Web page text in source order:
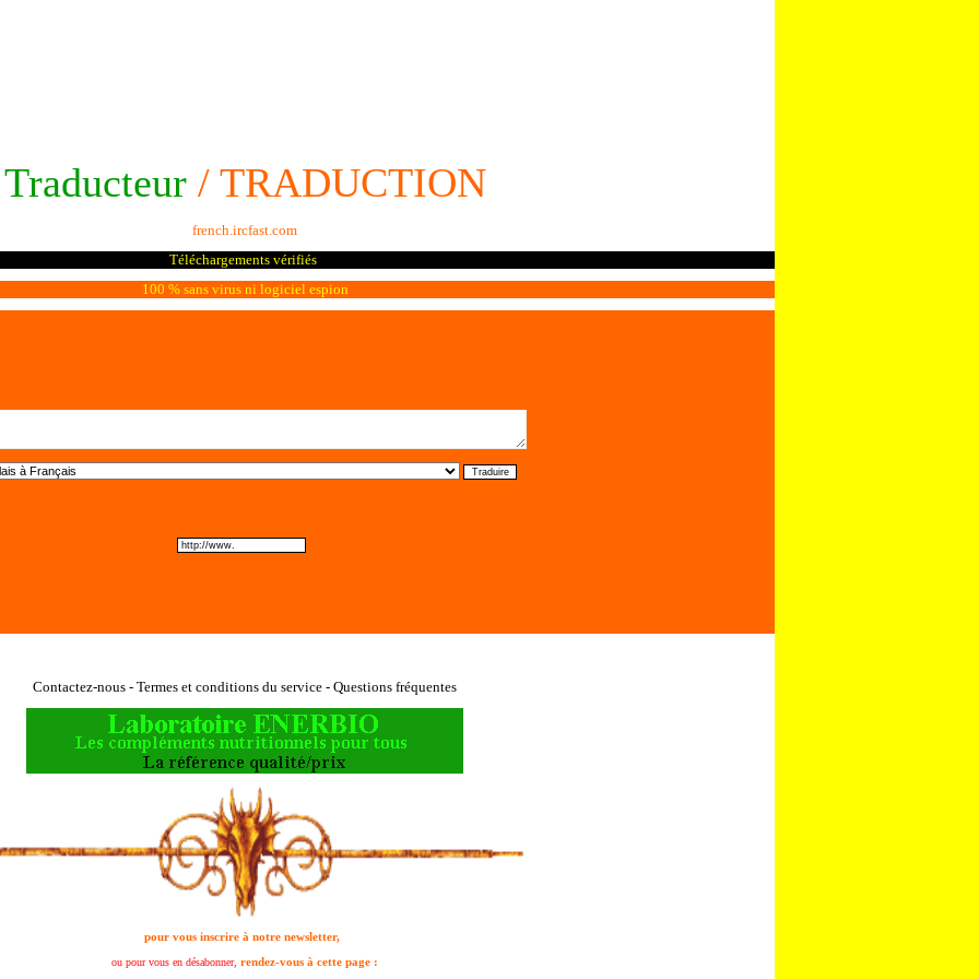
Traducteur/ TRADUCTION
french.ircfast.com
Téléchargements vérifiés
100 % sans virus ni logiciel espion
Contactez-nous - Termes et conditions du service - Questions fréquentes
pour vous inscrire à notre newsletter,
ou pour vous en désabonner, rendez-vous à cette page :